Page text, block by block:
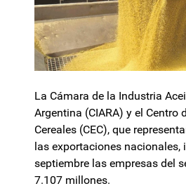
La Cámara de la Industria
Argentina (CIARA) y el Centro
Cereales (CEC), que
las exportaciones nacionales,
septiembre las empresas del
7.107 millones.